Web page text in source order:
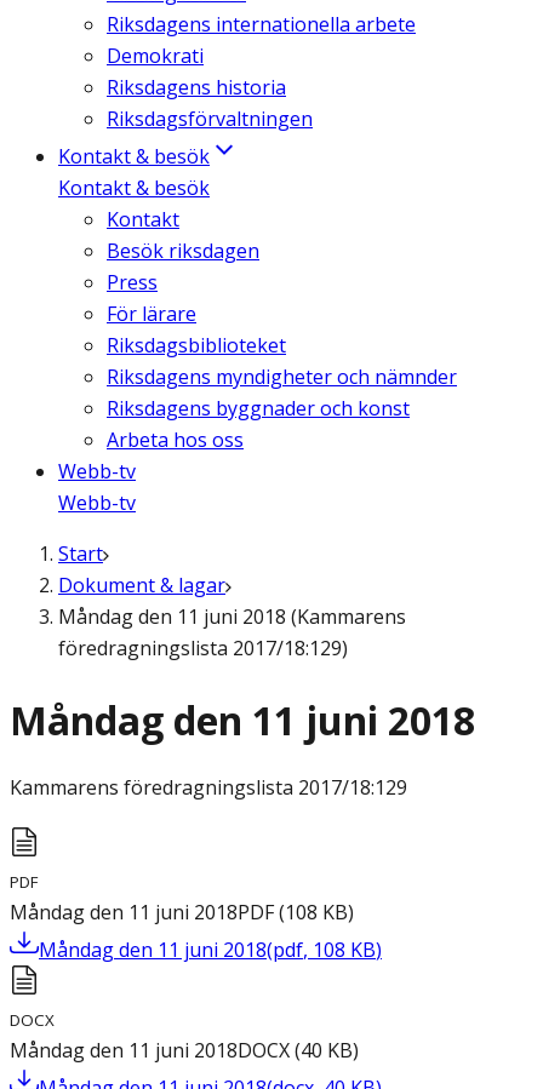
Riksdagens internationella arbete
Demokrati
Riksdagens historia
Riksdagsförvaltningen
Kontakt & besök
Kontakt & besök
Kontakt
Besök riksdagen
Press
För lärare
Riksdagsbiblioteket
Riksdagens myndigheter och nämnder
Riksdagens byggnader och konst
Arbeta hos oss
Webb-tv
Webb-tv
Start
Dokument & lagar
Måndag den 11 juni 2018 (Kammarens
föredragningslista 2017/18:129)
Måndag den 11 juni 2018
Kammarens föredragningslista 2017/18:129
PDF
Måndag den 11 juni 2018PDF(108 KB)
Måndag den 11 juni 2018(pdf, 108 KB)
DOCX
Måndag den 11 juni 2018DOCX(40 KB)